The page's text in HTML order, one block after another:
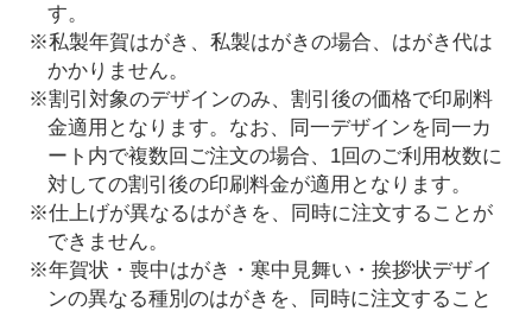
す。
※私製年賀はがき、私製はがきの場合、はがき代は
かかりません。
※割引対象のデザインのみ、割引後の価格で印刷料
金適用となります。なお、同一デザインを同一カ
ート内で複数回ご注文の場合、1回のご利用枚数に
対しての割引後の印刷料金が適用となります。
※仕上げが異なるはがきを、同時に注文することが
できません。
※年賀状・喪中はがき・寒中見舞い・挨拶状デザイ
ンの異なる種別のはがきを、同時に注文すること